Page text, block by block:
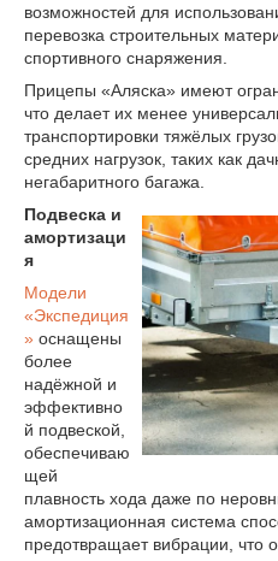
возможностей для
перевозка строительных
спортивного снаряжения.
Прицепы «Аляска» имеют
что делает их менее
транспортировки тяжёлых
средних нагрузок, таких как
негабаритного багажа.
Подвеска и
амортизаци
я
Модели
«Экспедиция
» оснащены
более
надёжной и
эффективно
й подвеской,
обеспечиваю
щей
плавность хода даже по
амортизационная система
предотвращает вибрации, что